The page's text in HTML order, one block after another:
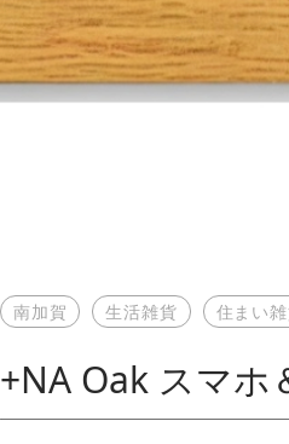
南加賀 生活雑貨 住まい
+NA Oak スマホ